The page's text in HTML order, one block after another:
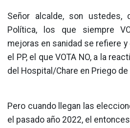
Señor alcalde, son ustedes,
Política, los que siempre
mejoras en sanidad se refiere
el PP, el que VOTA NO, a la
del Hospital/Chare en Priego de
Pero cuando llegan las
el pasado año 2022, el